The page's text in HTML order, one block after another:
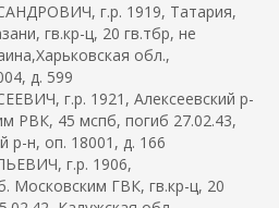
г.р. 1919, Татария,
гв.кр-ц, 20 гв.тбр, не
обл.,
д. 599
г.р. 1921, Алексеевский р-
РВК, 45 мспб, погиб 27.02.43,
р-н, оп. 18001, д. 166
г.р. 1906,
Московским ГВК, гв.кр-ц, 20